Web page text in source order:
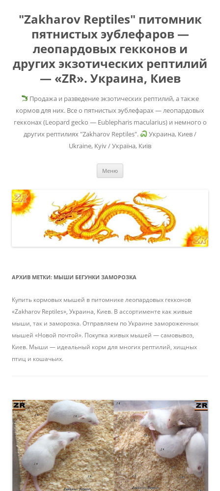
"Zakharov Reptiles" питомник
пятнистых эублефаров —
леопардовых гекконов и
других экзотических рептилий
— «ZR». Украина, Киев
Продажа и разведение экзотических рептилий, а также
кормов для них. Все о пятнистых эублефарах — леопардовых
гекконах (Leopard gecko — Eublepharis macularius) и немного о
других рептилиях "Zakharov Reptiles".
Украина, Киев /
Ukraine, Kyiv / Україна, Київ
Меню
АРХИВ МЕТКИ: МЫШИ БЕГУНКИ ЗАМОРОЗКА
Купить кормовых мышей в питомнике леопардовых гекконов
«Zakharov Reptiles», Украина, Киев. В ассортименте как живые
мыши, так и заморозка. Отправляем по Украине замороженных
мышей «Новой почтой». Покупка живых мышей — самовывоз,
Киев. Мыши — идеальный корм для многих рептилий, хищных
птиц и кошачьих.